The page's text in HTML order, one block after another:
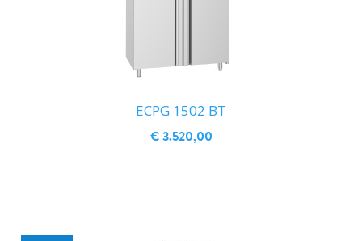
ECPG 1502 BT
€ 3.520,00